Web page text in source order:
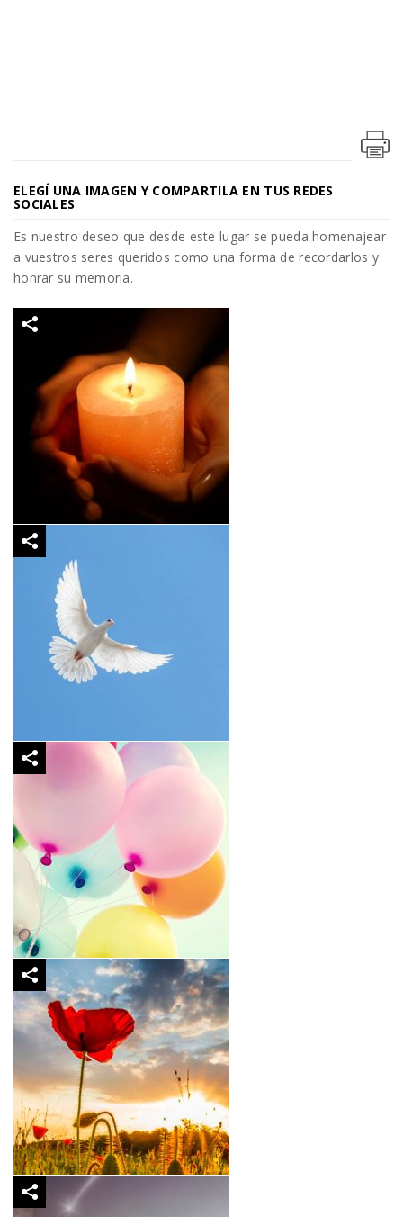
ELEGÍ UNA IMAGEN Y COMPARTILA EN TUS REDES
SOCIALES
Es nuestro deseo que desde este lugar se pueda homenajear
a vuestros seres queridos como una forma de recordarlos y
honrar su memoria.